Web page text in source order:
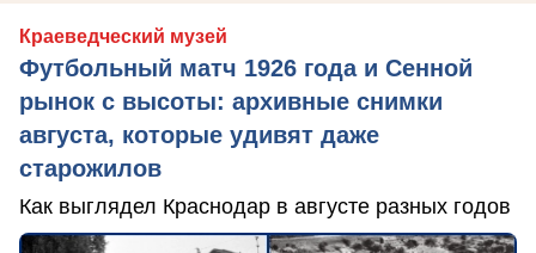
Краеведческий музей
Футбольный матч 1926 года и Сенной
рынок с высоты: архивные снимки
августа, которые удивят даже
старожилов
Как выглядел Краснодар в августе разных годов